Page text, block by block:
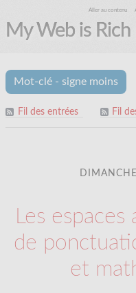
Aller au contenu
My Web is Rich
Mot-clé - signe moins
Fil des entrées Fil
Les
de
et